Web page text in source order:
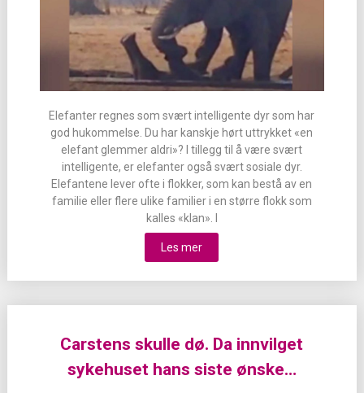
Elefanter regnes som svært intelligente dyr som har
god hukommelse. Du har kanskje hørt uttrykket «en
elefant glemmer aldri»? I tillegg til å være svært
intelligente, er elefanter også svært sosiale dyr.
Elefantene lever ofte i flokker, som kan bestå av en
familie eller flere ulike familier i en større flokk som
kalles «klan». I
Les mer
Carstens skulle dø. Da innvilget
sykehuset hans siste ønske…